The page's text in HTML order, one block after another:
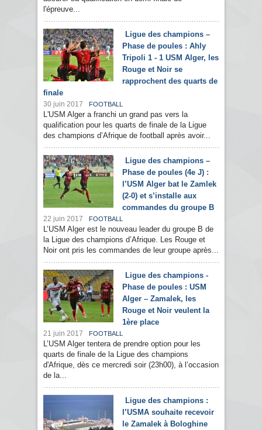
l'épreuve...
Ligue des champions –
Phase de poules : Ahly
Tripoli 1 - 1 USM Alger, les
Rouge et Noir se
rapprochent des quarts de
finale
30 juin 2017 FOOTBALL
L'USM Alger a franchi un grand pas vers la
qualification pour les quarts de finale de la Ligue
des champions d’Afrique de football après avoir...
Ligue des champions –
Phase de poules (4e J) :
l’USM Alger bat le Zamlek
(2-0) et s’installe aux
commandes du groupe B
22 juin 2017 FOOTBALL
L’USM Alger est le nouveau leader du groupe B de
la Ligue des champions d’Afrique. Les Rouge et
Noir ont pris les commandes de leur groupe après...
Ligue des champions -
Phase de poules : USM
Alger – Zamalek, les
Rouge et Noir veulent la
1ère place
21 juin 2017 FOOTBALL
L’USM Alger tentera de prendre option pour les
quarts de finale de la Ligue des champions
d'Afrique, dès ce mercredi soir (23h00), à l’occasion
de la...
Ligue des champions :
l’USMA souhaite recevoir
le Zamalek à Bologhine